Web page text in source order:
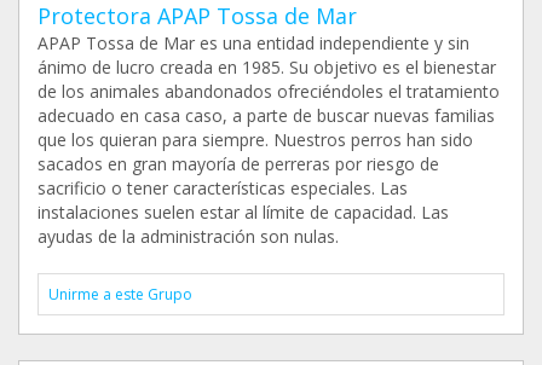
Protectora APAP Tossa de Mar
APAP Tossa de Mar es una entidad independiente y sin
ánimo de lucro creada en 1985. Su objetivo es el bienestar
de los animales abandonados ofreciéndoles el tratamiento
adecuado en casa caso, a parte de buscar nuevas familias
que los quieran para siempre. Nuestros perros han sido
sacados en gran mayoría de perreras por riesgo de
sacrificio o tener características especiales. Las
instalaciones suelen estar al límite de capacidad. Las
ayudas de la administración son nulas.
Unirme a este Grupo